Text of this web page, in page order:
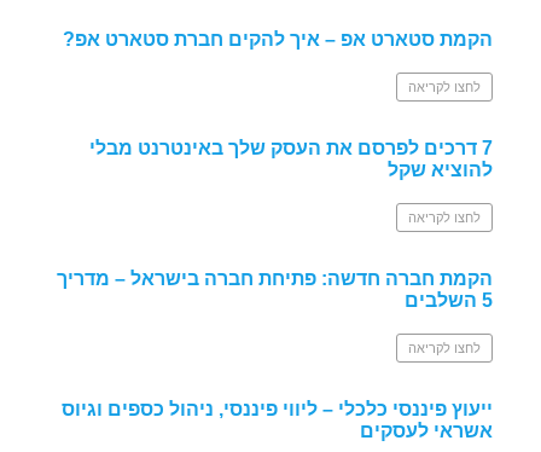
הקמת סטארט אפ – איך להקים חברת סטארט אפ?
לחצו לקריאה
7 דרכים לפרסם את העסק שלך באינטרנט מבלי
להוציא שקל
לחצו לקריאה
הקמת חברה חדשה: פתיחת חברה בישראל – מדריך
5 השלבים
לחצו לקריאה
ייעוץ פיננסי כלכלי – ליווי פיננסי, ניהול כספים וגיוס
אשראי לעסקים